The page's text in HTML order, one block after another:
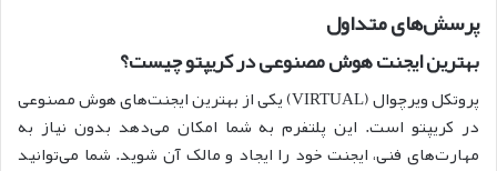
پرسش‌هایمتداول
بهترین ایجنت هوش مصنوعی در کریپتو چیست؟
پروتکل ویرچوال (VIRTUAL) یکی از بهترین ایجنت‌های هوش مصنوعی
در کریپتو است. این پلتفرم به شما امکان می‌دهد بدون نیاز به
مهارت‌های فنی، ایجنت خود را ایجاد و مالک آن شوید. شما می‌توانید